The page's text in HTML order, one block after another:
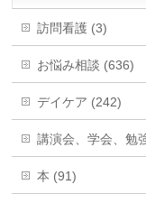
訪問看護 (3)
お悩み相談 (636)
デイケア (242)
講演会、学会、勉
本 (91)